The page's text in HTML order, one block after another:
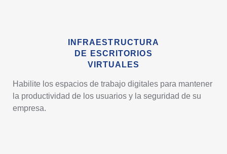
INFRAESTRUCTURA
DE ESCRITORIOS
VIRTUALES
Habilite los espacios de trabajo digitales para mantener
la productividad de los usuarios y la seguridad de su
empresa.